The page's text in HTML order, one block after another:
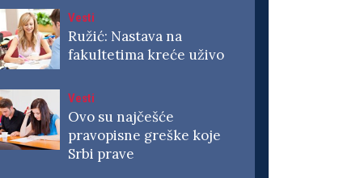
Vesti
Ružić: Nastava na
fakultetima kreće uživo
Vesti
Ovo su najčešće
pravopisne greške koje
Srbi prave